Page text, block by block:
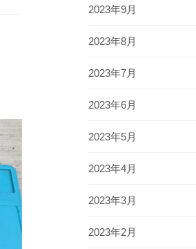
2023年9月
2023年8月
2023年7月
2023年6月
2023年5月
2023年4月
2023年3月
2023年2月